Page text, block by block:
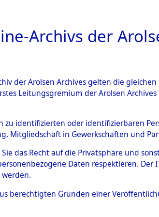
ARCHIVALE ÜBERSICHT
Bureau,
und
1946 Band III:
Archivs der
der Arolsen Archives gelten die
Leitungsgremium der Arolsen
zu identifizierten oder identifizierbaren
Mitgliedschaft in Gewerkschaften und
das Recht auf die Privatsphäre und
Daten respektieren.
berechtigten Gründen einer